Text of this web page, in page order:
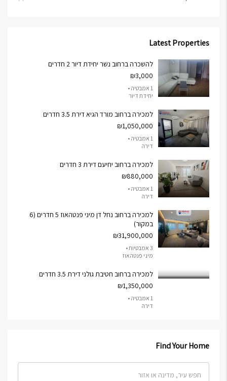
Latest Properties
להשכרה ברחוב נשר יחידת דיור 2 חדרים
₪3,000
1 אמבטיה •
יחידת דיור
למכירה ברחוב מורד הגיא דירת 3.5 חדרים
₪1,050,000
1 אמבטיה •
דירה
למכירה ברחוב יחיעם דירת 3 חדרים
₪880,000
1 אמבטיה •
דירה
למכירה ברחוב נחל דן מיני פנטהאוז 5 חדרים (6
במקור)
₪31,900,000
3 אמבטיות •
מיני פנטהאוז
למכירה ברחוב חטיבת גולני דירת 3.5 חדרים
₪1,350,000
1 אמבטיה •
דירה
Find Your Home